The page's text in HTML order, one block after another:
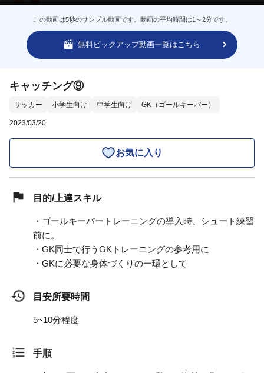
この動画は5秒のサンプル動画です。動画の平均時間は1～2分です。
無料ピックアップ動画一覧はこちら
キャッチング⑨
サッカー 小学生向け 中学生向け GK（ゴールキーパー）
2023/03/20
お気に入り
目的/上達スキル
・ゴールキーパートレーニングの導入時、シュート練習
前に。
・GK同士で行うGKトレーニングの参考用に
・GKに必要な身体づくりの一環として
目安所要時間
5~10分程度
手順